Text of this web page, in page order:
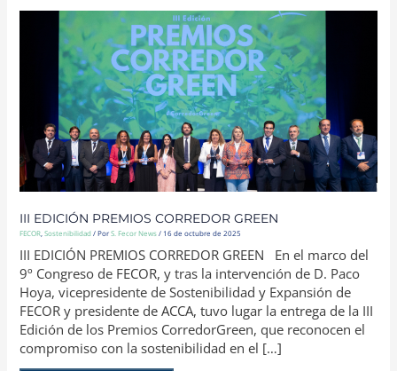
III EDICIÓN PREMIOS CORREDOR GREEN
FECOR,Sostenibilidad/ PorS. Fecor News/ 16 de octubre de 2025
III EDICIÓN PREMIOS CORREDOR GREEN En el marco del
9º Congreso de FECOR, y tras la intervención de D. Paco
Hoya, vicepresidente de Sostenibilidad y Expansión de
FECOR y presidente de ACCA, tuvo lugar la entrega de la III
Edición de los Premios CorredorGreen, que reconocen el
compromiso con la sostenibilidad en el […]
III
EDICIÓN
PREMIOS
CORREDOR
GREEN